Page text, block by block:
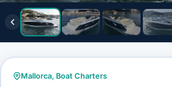
Mallorca, Boat Charters